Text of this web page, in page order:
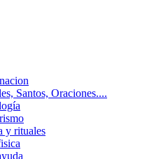
Santos, Oraciones....
y rituales